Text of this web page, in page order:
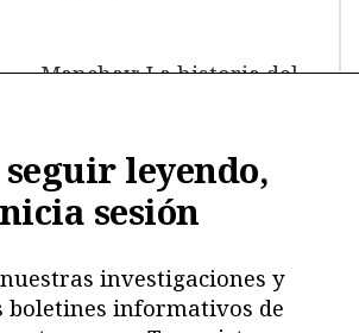
Manchay: La historia del
El impacto de El Niño: más
mamíferos marinos
muertos
leyendo,
sesión
nuestras investigaciones y
boletines informativos de